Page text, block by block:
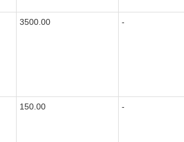
3500.00 -
150.00 -